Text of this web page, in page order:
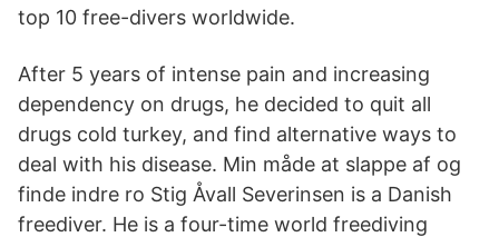
top 10 free-divers worldwide.
After 5 years of intense pain and increasing
dependency on drugs, he decided to quit all
drugs cold turkey, and find alternative ways to
deal with his disease. Min måde at slappe af og
finde indre ro Stig Åvall Severinsen is a Danish
freediver. He is a four-time world freediving